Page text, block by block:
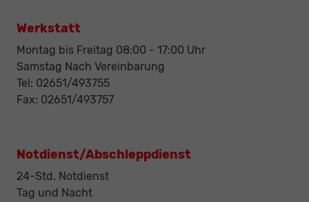
Werkstatt
Montag bis Freitag 08:00 - 17:00 Uhr
Samstag Nach Vereinbarung
Tel: 02651/493755
Fax: 02651/493757
Notdienst/Abschleppdienst
24-Std. Notdienst
Tag und Nacht